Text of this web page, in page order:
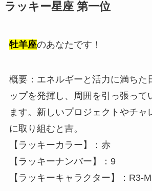
ラッキー星座 第一位
牡羊座のあなたです！
概要：エネルギーと活力に満ちた
ップを発揮し、周囲を引っ張って
ます。新しいプロジェクトやチャ
に取り組むと吉。
【ラッキーカラー】：赤
【ラッキーナンバー】：9
【ラッキーキャラクター】：R3-